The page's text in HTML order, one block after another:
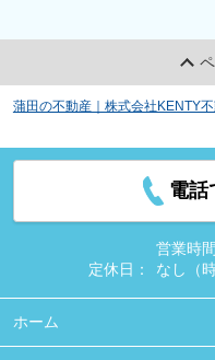
蒲田の不動産｜株式会社KENTY
電話
営業時間
定休日：
なし（
ホーム